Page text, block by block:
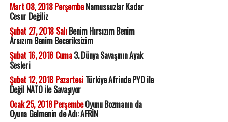
Mart 08, 2018 PerşembeNamussuzlar Kadar
Cesur Değiliz
Şubat 27, 2018 SalıBenim Hırsızım Benim
Arsızım Benim Beceriksizim
Şubat 16, 2018 Cuma3. Dünya Savaşının Ayak
Sesleri
Şubat 12, 2018 PazartesiTürkiye Afrinde PYD ile
Değil NATO ile Savaşıyor
Ocak 25, 2018 PerşembeOyunu Bozmanın da
Oyuna Gelmenin de Adı: AFRİN